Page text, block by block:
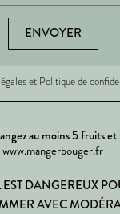
ENVOYER
et Politique de
au moins 5 fruits et
www.mangerbouger.fr
EST DANGEREUX
AVEC